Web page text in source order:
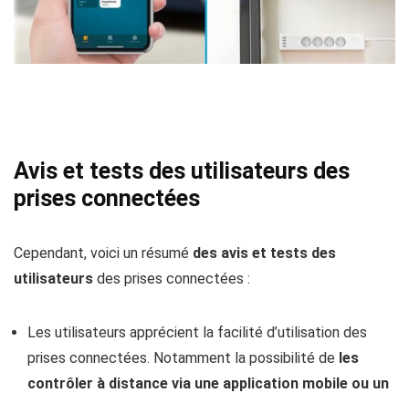
Avis et tests des utilisateurs des
prises connectées
Cependant, voici un résumé des avis et tests des
utilisateurs des prises connectées :
Les utilisateurs apprécient la facilité d’utilisation des
prises connectées. Notamment la possibilité de les
contrôler à distance via une application mobile ou un